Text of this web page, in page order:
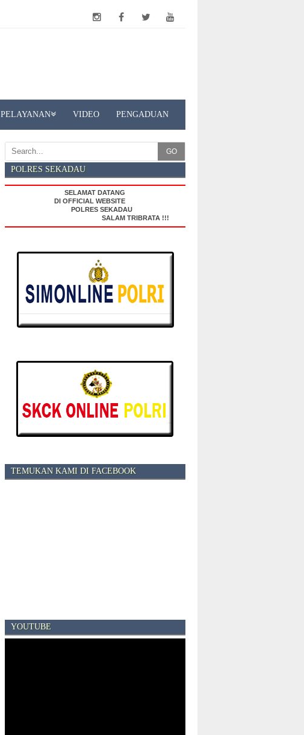
PELAYANAN VIDEO PENGADUAN
GO
POLRES SEKADAU
SELAMAT DATANG
DI OFFICIAL WEBSITE
POLRES SEKADAU
SALAM TRIBRATA !!!
TEMUKAN KAMI DI FACEBOOK
YOUTUBE